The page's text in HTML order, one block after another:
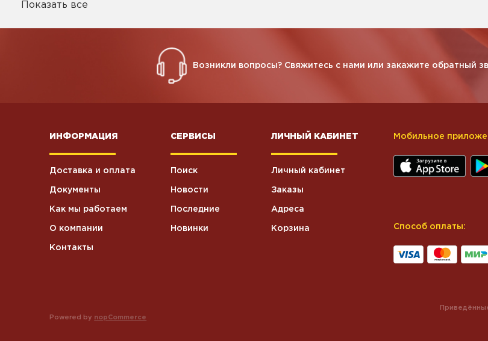
Показать все
Возникли вопросы? Свяжитесь с нами или закажите обратный
ИНФОРМАЦИЯ
Доставка и оплата
Документы
Как мы работаем
О компании
Контакты
СЕРВИСЫ
Поиск
Новости
Последние
Новинки
ЛИЧНЫЙ КАБИНЕТ
Личный кабинет
Заказы
Адреса
Корзина
Мобильное
Способ оплаты:
Powered by nopCommerce